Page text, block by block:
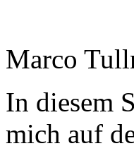
Marco
In diesem
mich auf